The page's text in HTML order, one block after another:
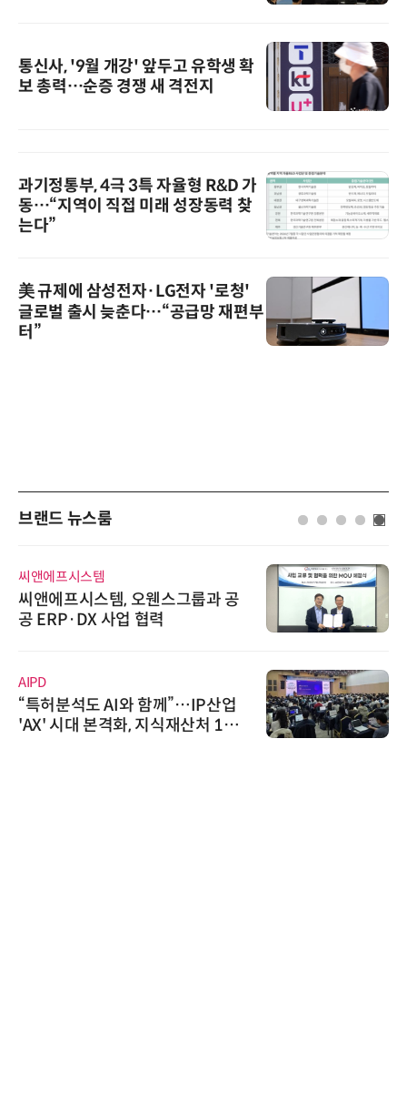
통신사, '9월 개강' 앞두고 유학생 확
보 총력…순증 경쟁 새 격전지
과기정통부, 4극 3특 자율형 R&D 가
동…“지역이 직접 미래 성장동력 찾
는다”
美 규제에 삼성전자·LG전자 '로청'
글로벌 출시 늦춘다…“공급망 재편부
터”
브랜드 뉴스룸
씨앤에프시스템
씨앤에프시스템, 오웬스그룹과 공
공 ERP·DX 사업 협력
AIPD
“특허분석도 AI와 함께”…IP산업
'AX' 시대 본격화, 지식재산처 1호